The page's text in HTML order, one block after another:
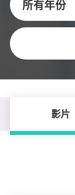
所有年份
關鍵字
影片